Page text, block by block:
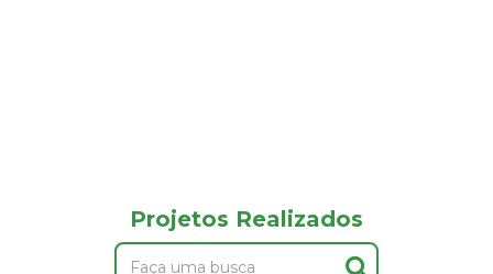
Projetos Realizados